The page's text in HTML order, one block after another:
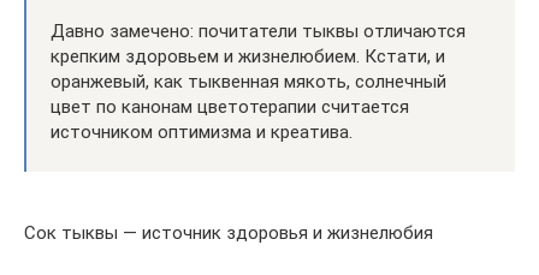
Давно замечено: почитатели тыквы отличаются
крепким здоровьем и жизнелюбием. Кстати, и
оранжевый, как тыквенная мякоть, солнечный
цвет по канонам цветотерапии считается
источником оптимизма и креатива.
Сок тыквы — источник здоровья и жизнелюбия